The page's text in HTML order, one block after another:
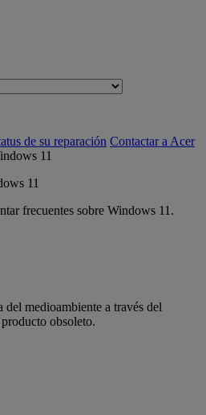
de su reparación Contactar a Acer
11
frecuentes sobre Windows 11.
medioambiente a través del
obsoleto.